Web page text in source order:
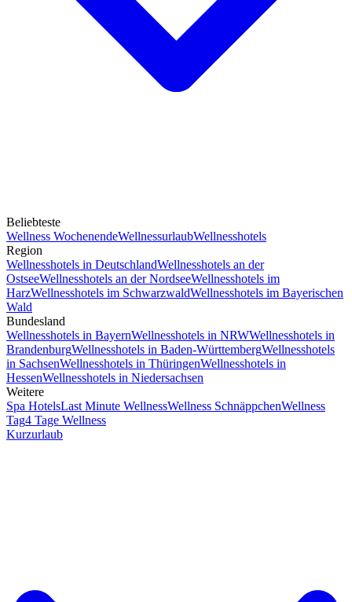
Beliebteste
Wellness WochenendeWellnessurlaubWellnesshotels
Region
Wellnesshotels in DeutschlandWellnesshotels an der
OstseeWellnesshotels an der NordseeWellnesshotels im
HarzWellnesshotels im SchwarzwaldWellnesshotels im Bayerischen
Wald
Bundesland
Wellnesshotels in BayernWellnesshotels in NRWWellnesshotels in
BrandenburgWellnesshotels in Baden-WürttembergWellnesshotels
in SachsenWellnesshotels in ThüringenWellnesshotels in
HessenWellnesshotels in Niedersachsen
Weitere
Spa HotelsLast Minute WellnessWellness SchnäppchenWellness
Tag4 Tage Wellness
Kurzurlaub